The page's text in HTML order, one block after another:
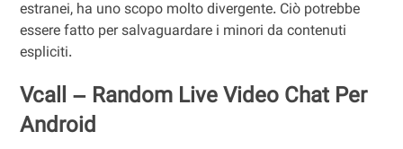
estranei, ha uno scopo molto divergente. Ciò potrebbe
essere fatto per salvaguardare i minori da contenuti
espliciti.
Vcall – Random Live Video Chat Per
Android